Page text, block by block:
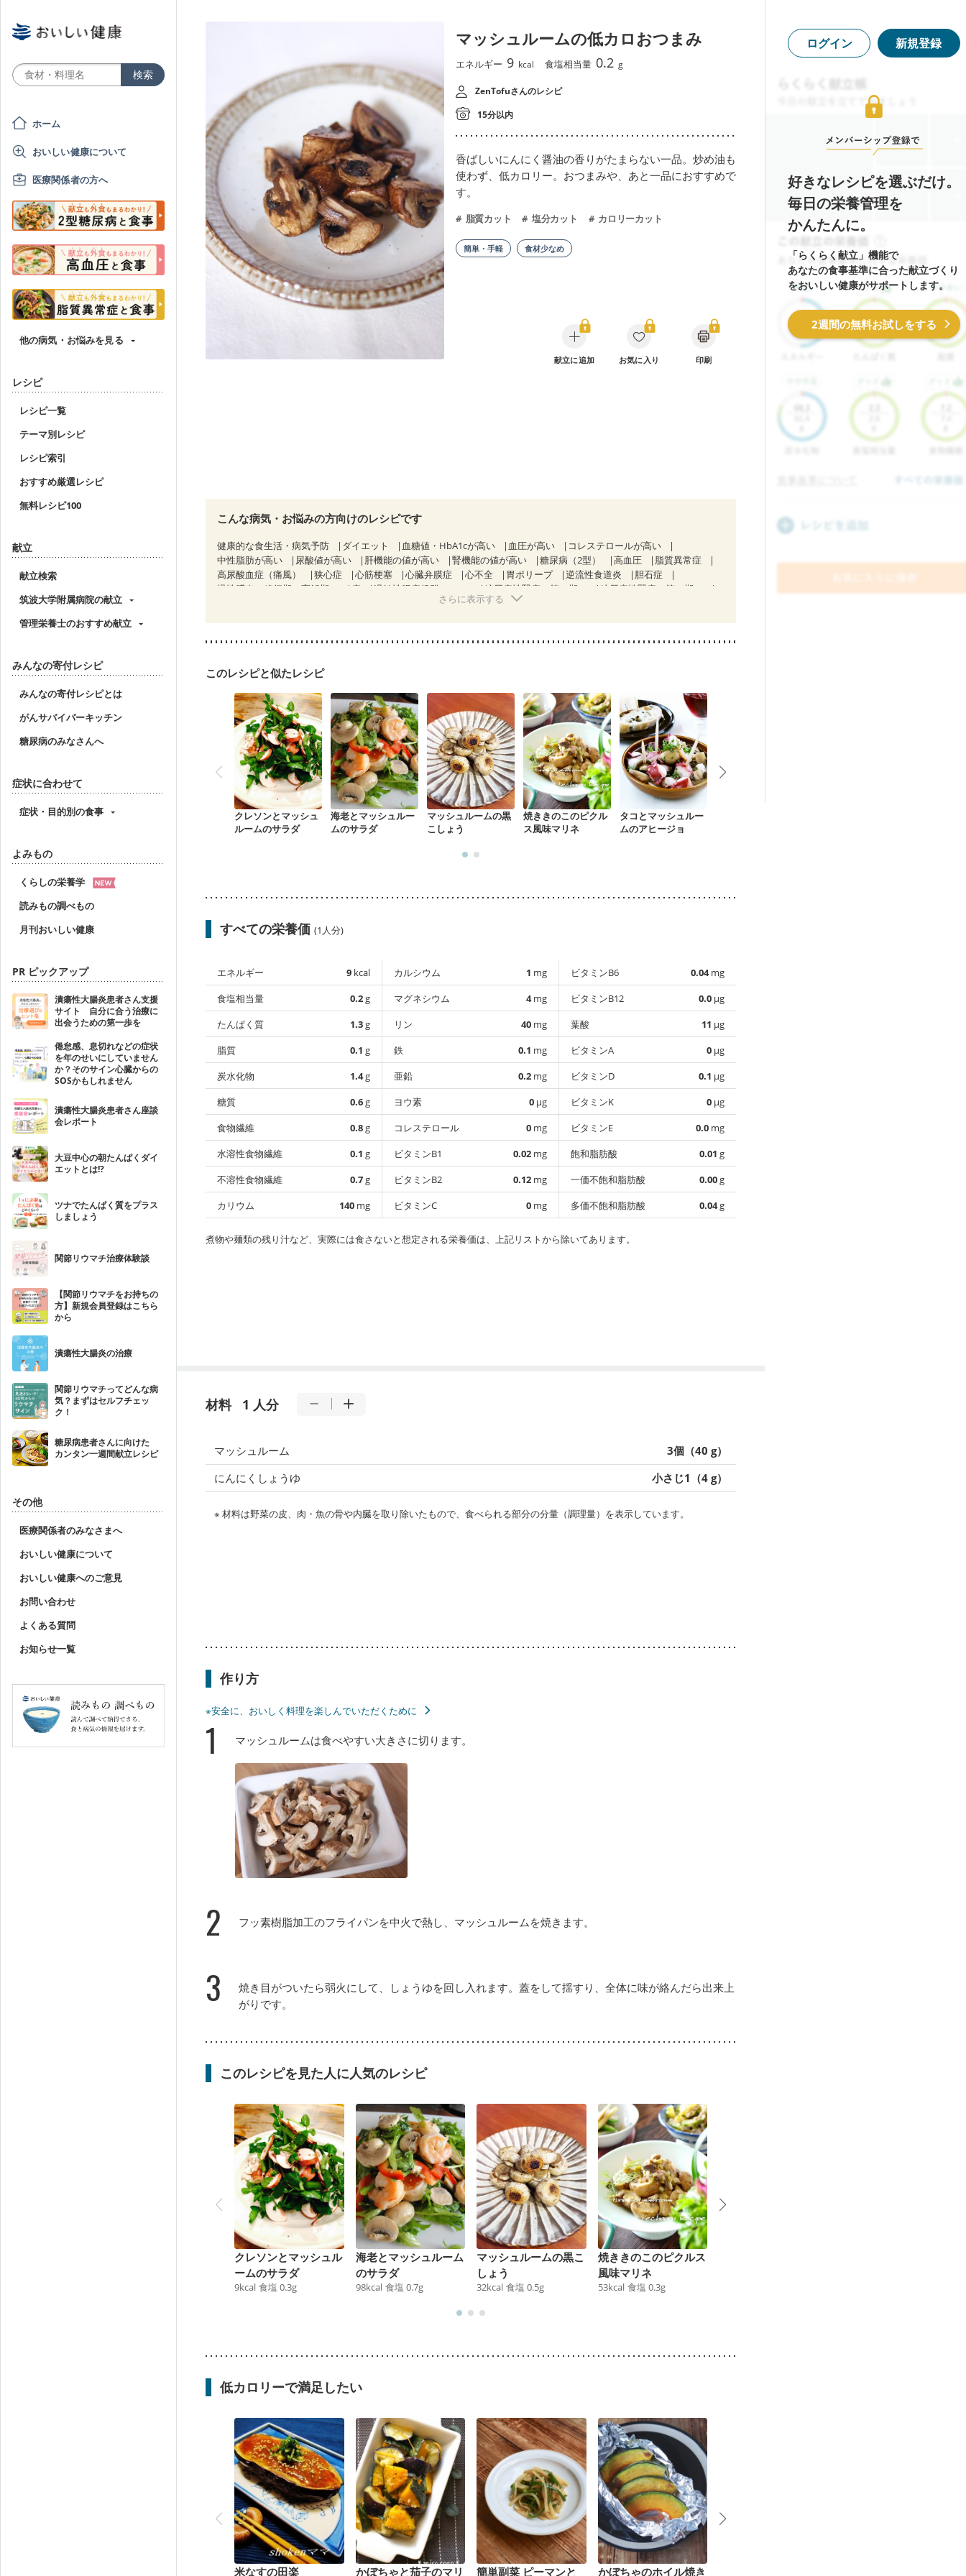
ホーム
おいしい健康について
医療関係者の方へ
他の病気・お悩みを見る
レシピ
レシピ一覧
テーマ別レシピ
レシピ索引
おすすめ厳選レシピ
無料レシピ100
献立
献立検索
筑波大学附属病院の献立
管理栄養士のおすすめ献立
みんなの寄付レシピ
みんなの寄付レシピとは
がんサバイバーキッチン
糖尿病のみなさんへ
症状に合わせて
症状・目的別の食事
よみもの
くらしの栄養学
読みもの調べもの
月刊おいしい健康
PR ピックアップ
潰瘍性大腸炎患者さん支援
サイト 自分に合う治療に
出会うための第一歩を
倦怠感、息切れなどの症状
を年のせいにしていません
か？そのサイン心臓からの
SOSかもしれません
潰瘍性大腸炎患者さん座談
会レポート
大豆中心の朝たんぱくダイ
エットとは!?
ツナでたんぱく質をプラス
しましょう
関節リウマチ治療体験談
【関節リウマチをお持ちの
方】新規会員登録はこちら
から
潰瘍性大腸炎の治療
関節リウマチってどんな病
気？まずはセルフチェッ
ク！
糖尿病患者さんに向けた
カンタン一週間献立レシピ
その他
医療関係者のみなさまへ
おいしい健康について
おいしい健康へのご意見
お問い合わせ
よくある質問
お知らせ一覧
マッシュルームの低カロおつまみ
エネルギー 9 kcal 食塩相当量 0.2 g
ZenTofuさんのレシピ
15分以内
香ばしいにんにく醤油の香りがたまらない一品。炒め油も
使わず、低カロリー。おつまみや、あと一品におすすめで
す。
脂質カット 塩分カット カロリーカット
簡単・手軽 食材少なめ
献立に追加 お気に入り 印刷
こんな病気・お悩みの方向けのレシピです
健康的な食生活・病気予防 ダイエット 血糖値・HbA1cが高い 血圧が高い
コレステロールが高い
中性脂肪が高い
尿酸値が高い 肝機能の値が高い 腎機能の値が高い 糖尿病（2型） 高血圧
脂質異常症
高尿酸血症（痛風）
狭心症 心筋梗塞 心臓弁膜症 心不全 胃ポリープ 逆流性食道炎
胆石症
慢性膵炎（移行期・寛解期）
痔 過敏性腸症候群（IBS） 糖尿病性腎症（第１期）
糖尿病性腎症（第２期）
CKD（ステージ２）
妊婦健診・体重増加が気になる（初期）
妊婦健診・血圧が気になる（初期）
産後（ミルク）
骨折
さらに表示する
このレシピと似たレシピ
クレソンとマッシュ
ルームのサラダ
海老とマッシュルー
ムのサラダ
マッシュルームの黒
こしょう
焼ききのこのピクル
ス風味マリネ
タコとマッシュルー
ムのアヒージョ
すべての栄養価 (1人分)
エネルギー 9 kcal
食塩相当量
0.2g
たんぱく質
1.3g
脂質
0.1 g
炭水化物
1.4g
糖質
0.6g
食物繊維
0.8g
水溶性食物繊維
0.1 g
不溶性食物繊維
0.7g
カリウム
140 mg
カルシウム 1 mg
マグネシウム
4mg
リン
40 mg
鉄
0.1 mg
亜鉛
0.2 mg
ヨウ素
0 µg
コレステロール
0 mg
ビタミンB1
0.02 mg
ビタミンB2
0.12 mg
ビタミンC
0 mg
ビタミンB6 0.04mg
ビタミンB12
0.0 µg
葉酸
11 µg
ビタミンA
0 µg
ビタミンD
0.1 µg
ビタミンK
0 µg
ビタミンE
0.0 mg
飽和脂肪酸
0.01 g
一価不飽和脂肪酸
0.00g
多価不飽和脂肪酸
0.04g
煮物や麺類の残り汁など、実際には食さないと想定される栄養価は、上記リストから除いてあります。
材料 1 人分
マッシュルーム
3個（40 g）
にんにくしょうゆ
小さじ1（4 g）
※ 材料は野菜の皮、肉・魚の骨や内臓を取り除いたもので、食べられる部分の分量（調理量）を表示しています。
作り方
※安全に、おいしく料理を楽しんでいただくために
1 マッシュルームは食べやすい大きさに切ります。
2 フッ素樹脂加工のフライパンを中火で熱し、マッシュルームを焼きます。
3
焼き目がついたら弱火にして、しょうゆを回し入れます。蓋をして揺すり、全体に味が絡んだら出来上
がりです。
このレシピを見た人に人気のレシピ
クレソンとマッシュル
ームのサラダ
9kcal 食塩 0.3g
海老とマッシュルーム
のサラダ
98kcal 食塩 0.7g
マッシュルームの黒こ
しょう
32kcal 食塩 0.5g
焼ききのこのピクルス
風味マリネ
53kcal 食塩 0.3g
低カロリーで満足したい
米なすの田楽 かぼちゃと茄子のマリ 簡単副菜 ピーマンと かぼちゃのホイル焼き
ログイン 新規登録
好きなレシピを選ぶだけ。
毎日の栄養管理を
かんたんに。
「らくらく献立」機能で
あなたの食事基準に合った献立づくり
をおいしい健康がサポートします。
2週間の無料お試しをする